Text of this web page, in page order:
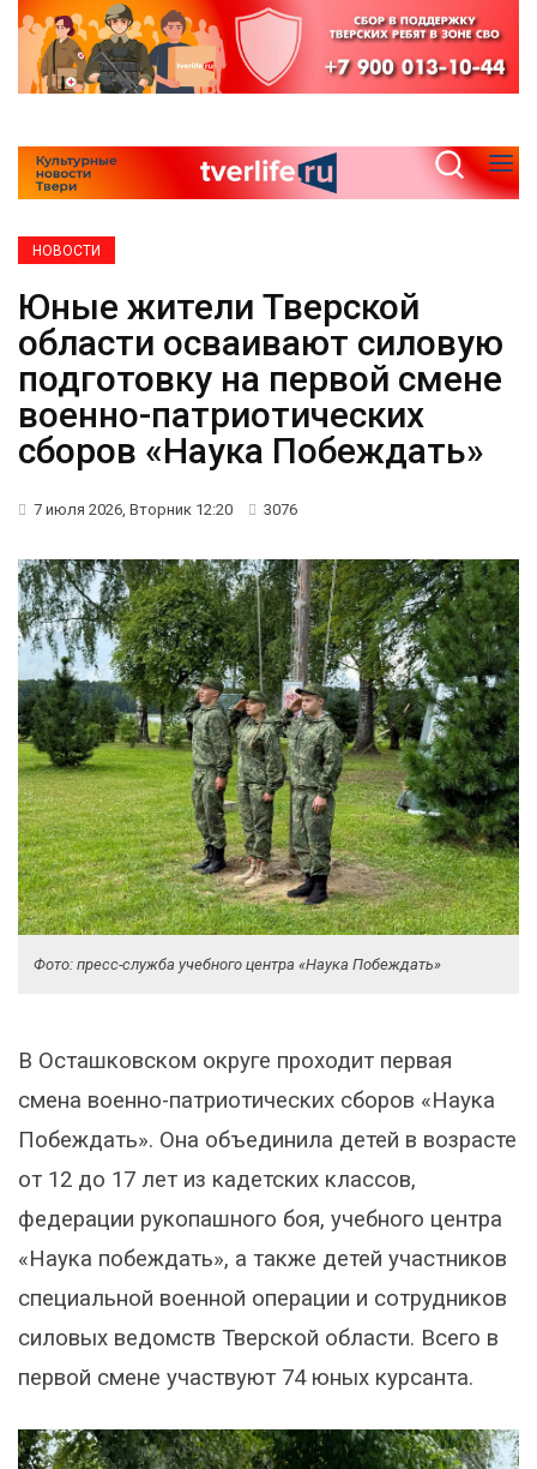
НОВОСТИ
Юные жители Тверской
области осваивают силовую
подготовку на первой смене
военно-патриотических
сборов «Наука Побеждать»
7 июля 2026, Вторник 12:20 3076
Фото: пресс-служба учебного центра «Наука Побеждать»
В Осташковском округе проходит первая
смена военно-патриотических сборов «Наука
Побеждать». Она объединила детей в возрасте
от 12 до 17 лет из кадетских классов,
федерации рукопашного боя, учебного центра
«Наука побеждать», а также детей участников
специальной военной операции и сотрудников
силовых ведомств Тверской области. Всего в
первой смене участвуют 74 юных курсанта.